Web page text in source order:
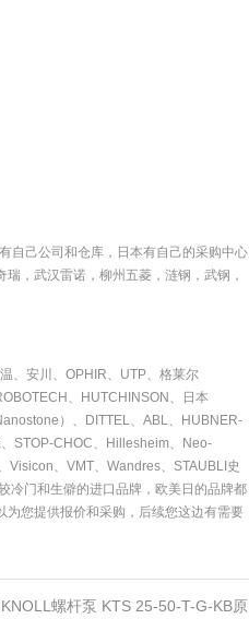
自己公司和仓库，日本有自己的采购中心
，武汉雷诺，柳州五菱，涟钢，武钢，
、安川、OPHIR、UTP、格莱尔
、HUTCHINSON、日本
）、DITTEL、ABL、HUBNER-
STOP-CHOC、Hillesheim、Neo-
、VMT、Wandres、STAUBLI史
冷门和生僻的进口品牌，欧美日的品牌都
您提供报价和采购，后续您这边有需要
螺杆泵 KTS 25-50-T-G-KB原